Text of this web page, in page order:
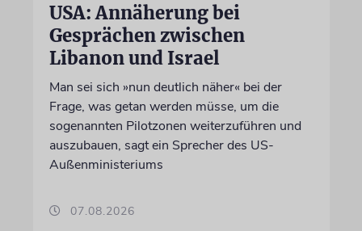
USA: Annäherung bei
Gesprächen zwischen
Libanon und Israel
Man sei sich »nun deutlich näher« bei der
Frage, was getan werden müsse, um die
sogenannten Pilotzonen weiterzuführen und
auszubauen, sagt ein Sprecher des US-
Außenministeriums
07.08.2026